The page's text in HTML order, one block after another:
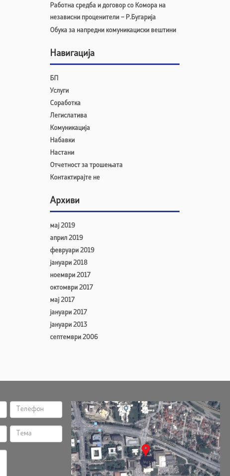
Работна средба и договор со Комора на
независни проценители – Р.Бугарија
Обука за напредни комуникациски вештини
Навигација
БП
Услуги
Соработка
Легислатива
Комуникација
Набавки
Настани
Отчетност за трошењата
Контактирајте не
Архиви
мај 2019
април 2019
февруари 2019
јануари 2018
ноември 2017
октомври 2017
мај 2017
јануари 2017
јануари 2013
септември 2006